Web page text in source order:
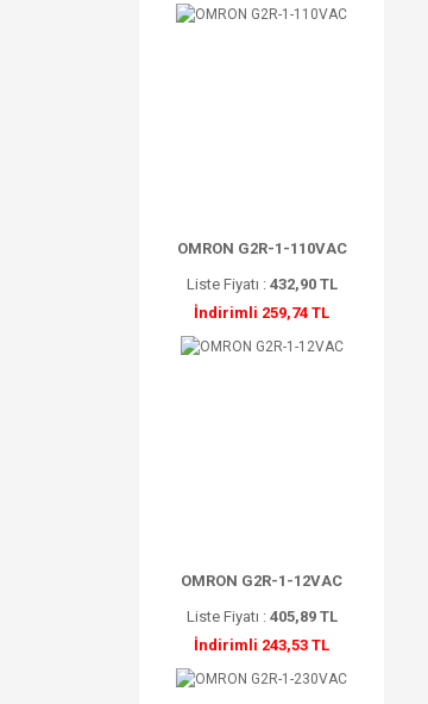
OMRON G2R-1-110VAC
Liste Fiyatı : 432,90 TL
İndirimli 259,74 TL
OMRON G2R-1-12VAC
Liste Fiyatı : 405,89 TL
İndirimli 243,53 TL